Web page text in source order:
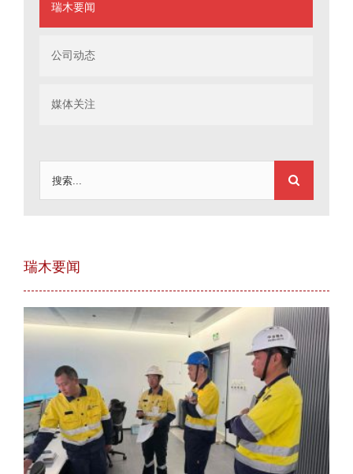
瑞木要闻
瑞木要闻
公司动态
媒体关注